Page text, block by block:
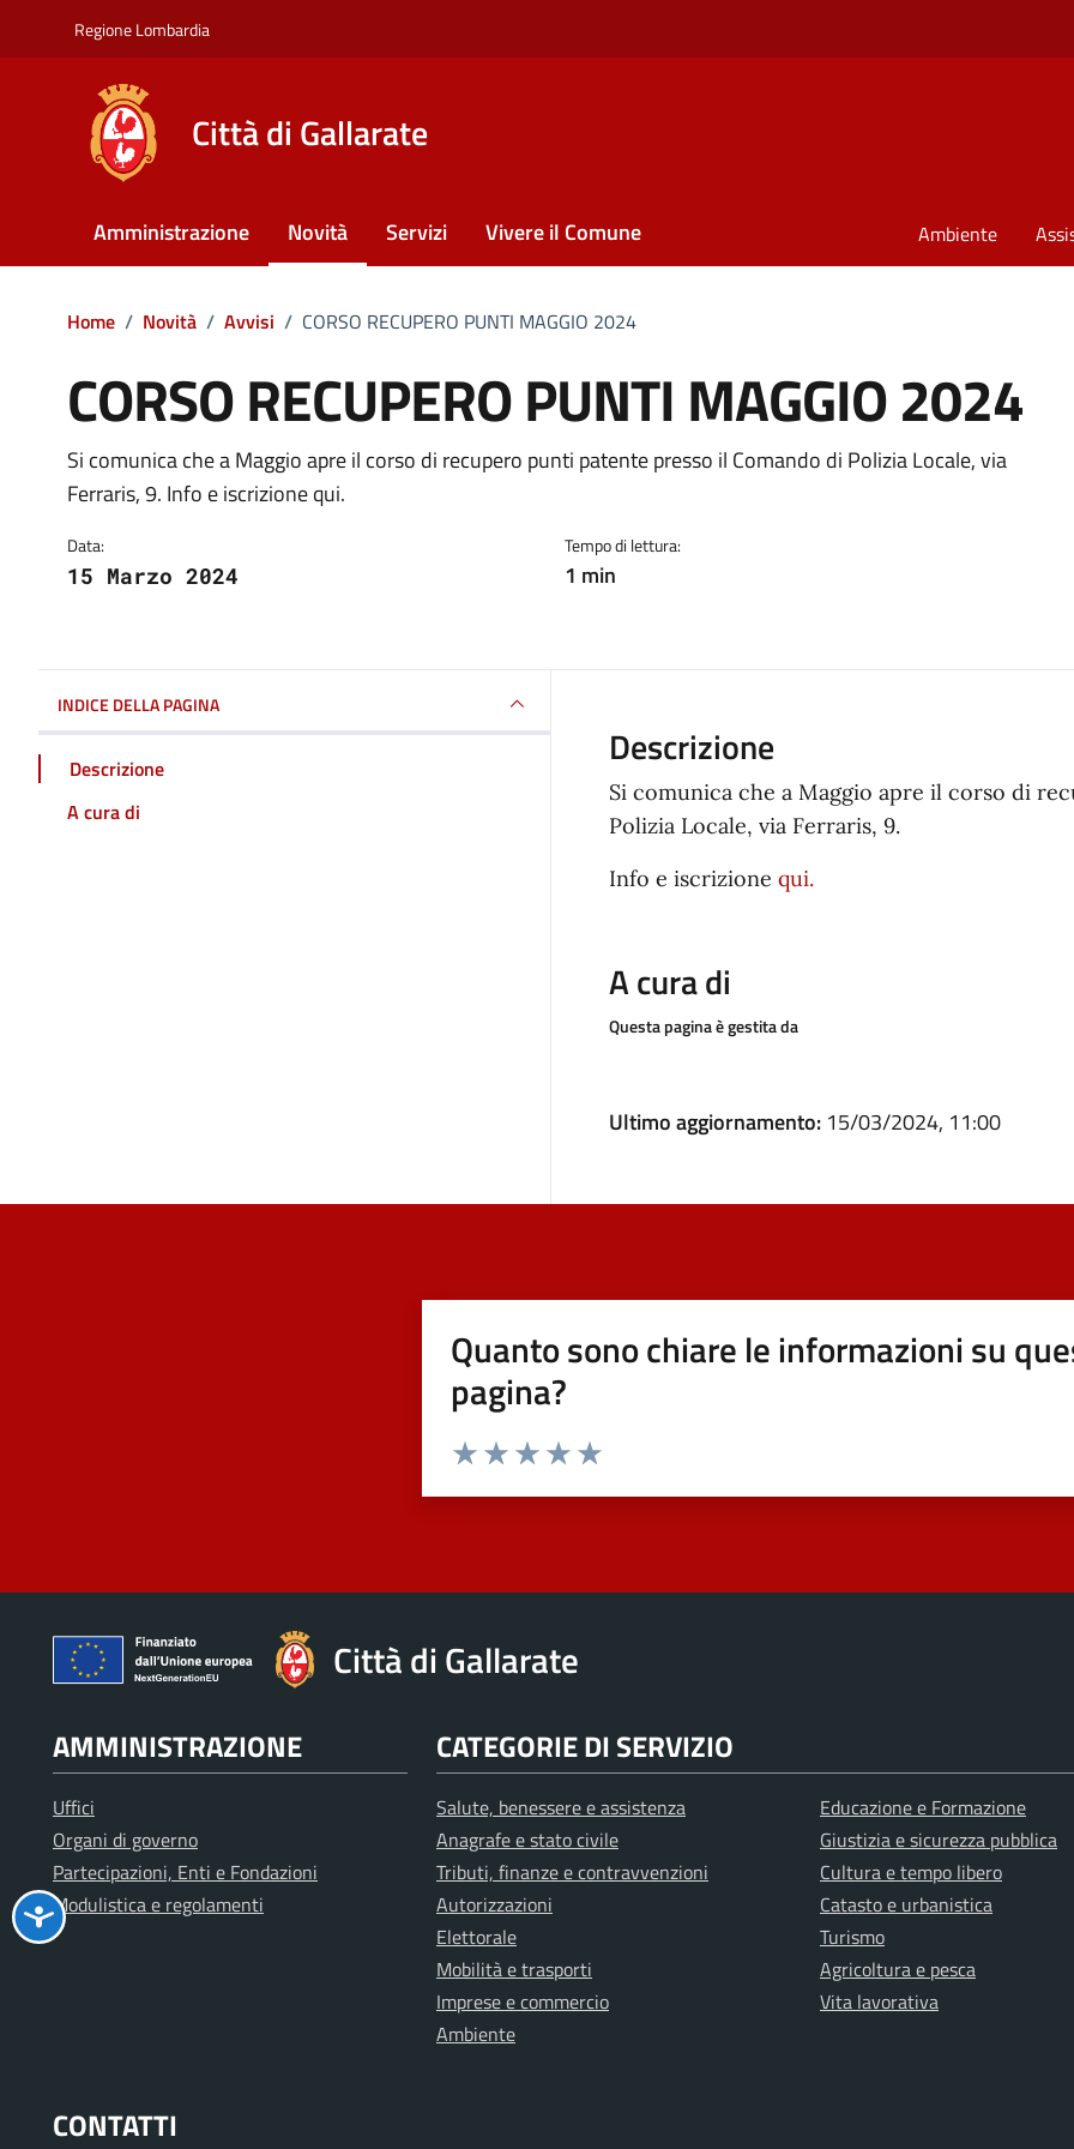
Regione Lombardia
Città di Gallarate
Amministrazione Novità Servizi Vivere il Comune Ambiente
Home / Novità / Avvisi / CORSO RECUPERO PUNTI MAGGIO 2024
CORSO RECUPERO PUNTI MAGGIO 2024
Dettagli della notizia
Si comunica che a Maggio apre il corso di recupero punti patente presso il Comando di Polizia Locale, via
Ferraris, 9. Info e iscrizione qui.
Data:
15 Marzo 2024
Tempo di lettura:
1 min
INDICE DELLA PAGINA
Descrizione
A cura di
Descrizione
Si comunica che a Maggio apre il corso di
Polizia Locale, via Ferraris, 9.
Info e iscrizione qui.
A cura di
Questa pagina è gestita da
Ultimo aggiornamento: 15/03/2024, 11:00
Quanto sono chiare le informazioni su
pagina?
Città di Gallarate
AMMINISTRAZIONE
Uffici
Organi di governo
Partecipazioni, Enti e Fondazioni
Modulistica e regolamenti
CATEGORIE DI SERVIZIO
Salute, benessere e assistenza
Anagrafe e stato civile
Tributi, finanze e contravvenzioni
Autorizzazioni
Elettorale
Mobilità e trasporti
Imprese e commercio
Ambiente
Educazione e Formazione
Giustizia e sicurezza pubblica
Cultura e tempo libero
Catasto e urbanistica
Turismo
Agricoltura e pesca
Vita lavorativa
CONTATTI